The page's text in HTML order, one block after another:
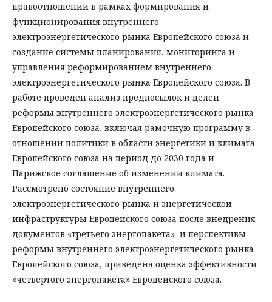
правоотношений в рамках формирования и
функционирования внутреннего
электроэнергетического рынка Европейского союза и
создание системы планирования, мониторинга и
управления реформированием внутреннего
электроэнергетического рынка Европейского союза. В
работе проведен анализ предпосылок и целей
реформы внутреннего электроэнергетического рынка
Европейского союза, включая рамочную программу в
отношении политики в области энергетики и климата
Европейского союза на период до 2030 года и
Парижское соглашение об изменении климата.
Рассмотрено состояние внутреннего
электроэнергетического рынка и энергетической
инфраструктуры Европейского союза после внедрения
документов «третьего энергопакета» и перспективы
реформы внутреннего электроэнергетического рынка
Европейского союза, приведена оценка эффективности
«четвертого энергопакета» Европейского союза.